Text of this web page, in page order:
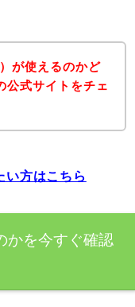
が使えるのかど
公式サイトをチェ
方はこちら
かを今すぐ確認